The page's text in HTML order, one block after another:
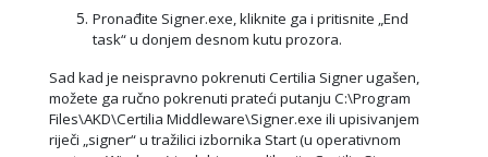
Pronađite Signer.exe, kliknite ga i pritisnite „End
task“ u donjem desnom kutu prozora.
Sad kad je neispravno pokrenuti Certilia Signer ugašen,
možete ga ručno pokrenuti prateći putanju C:\Program
Files\AKD\Certilia Middleware\Signer.exe ili upisivanjem
riječi „signer“ u tražilici izbornika Start (u operativnom